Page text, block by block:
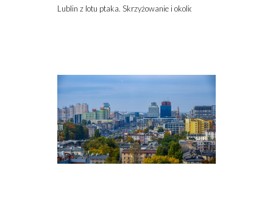
Lublin z lotu ptaka. Skrzyżowanie i okolica ulic Zana i Filaretów